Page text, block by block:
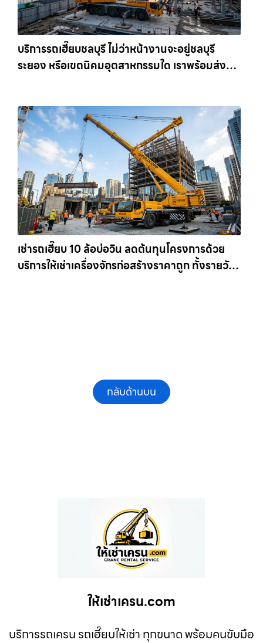
บริการรถเฮี๊ยบชลบุรี ไม่ว่าหน้างานจะอยู่ชลบุรี
ระยอง หรือเขตนิคมอุตสาหกรรมใด เราพร้อมส่งรถ
เช่ารถเฮี๊ยบ 10 ล้อบ่อวิน ลดต้นทุนโครงการด้วย
บริการให้เช่าเครื่องจักรก่อสร้างราคาถูก ทั้งรายวัน
กลับด้านบน
ให้เช่าเครน.com
บริการรถเครน รถเฮี๊ยบให้เช่า ทุกขนาด พร้อมคนขับมือ